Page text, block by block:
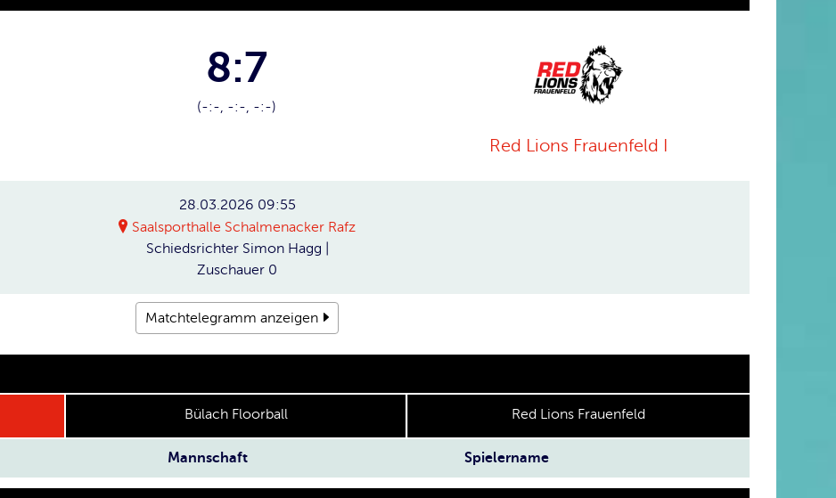
8:7
(-:-, -:-, -:-)
Red Lions Frauenfeld I
28.03.2026 09:55
Saalsporthalle Schalmenacker Rafz
Schiedsrichter Simon Hagg |
Zuschauer 0
Matchtelegramm anzeigen
Bülach Floorball Red Lions Frauenfeld
Mannschaft Spielername